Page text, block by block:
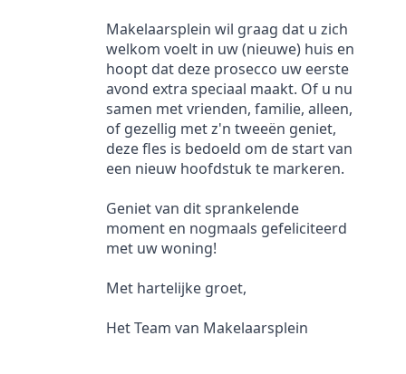
Makelaarsplein wil graag dat u zich
welkom voelt in uw (nieuwe) huis en
hoopt dat deze prosecco uw eerste
avond extra speciaal maakt. Of u nu
samen met vrienden, familie, alleen,
of gezellig met z'n tweeën geniet,
deze fles is bedoeld om de start van
een nieuw hoofdstuk te markeren.
Geniet van dit sprankelende
moment en nogmaals gefeliciteerd
met uw woning!
Met hartelijke groet,
Het Team van Makelaarsplein